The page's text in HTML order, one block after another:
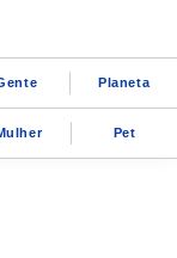
Planeta
Pet